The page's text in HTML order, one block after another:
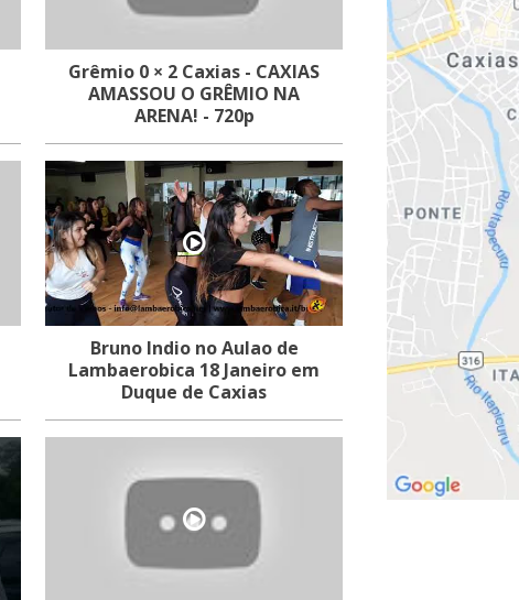
Grêmio 0 × 2 Caxias - CAXIAS
AMASSOU O GRÊMIO NA
ARENA! - 720p
Bruno Indio no Aulao de
Lambaerobica 18 Janeiro em
Duque de Caxias